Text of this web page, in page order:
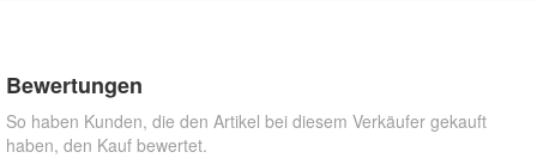
Bewertungen
So haben Kunden, die den Artikel bei diesem Verkäufer gekauft
haben, den Kauf bewertet.